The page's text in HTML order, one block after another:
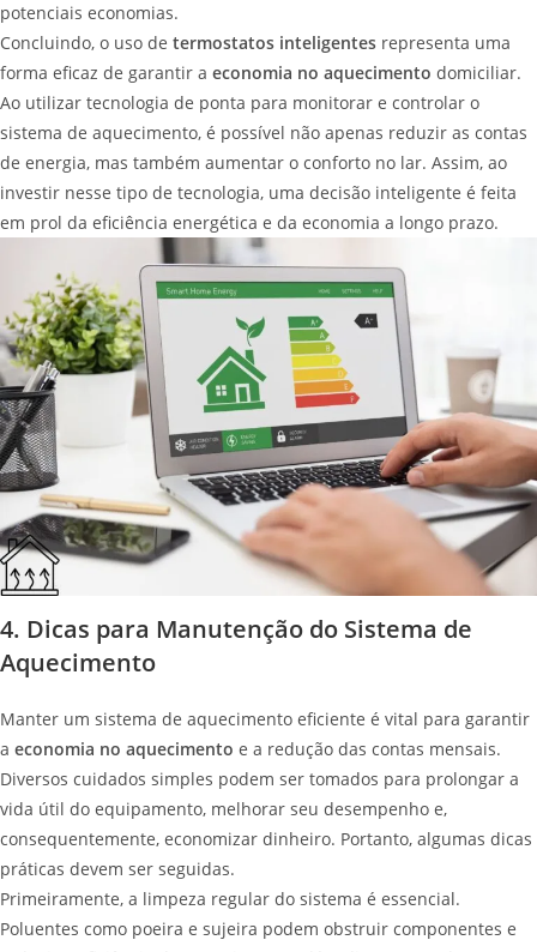
potenciais economias.
Concluindo, o uso de termostatos inteligentes representa uma
forma eficaz de garantir a economia no aquecimento domiciliar.
Ao utilizar tecnologia de ponta para monitorar e controlar o
sistema de aquecimento, é possível não apenas reduzir as contas
de energia, mas também aumentar o conforto no lar. Assim, ao
investir nesse tipo de tecnologia, uma decisão inteligente é feita
em prol da eficiência energética e da economia a longo prazo.
4. Dicas para Manutenção do Sistema de
Aquecimento
Manter um sistema de aquecimento eficiente é vital para garantir
a economia no aquecimento e a redução das contas mensais.
Diversos cuidados simples podem ser tomados para prolongar a
vida útil do equipamento, melhorar seu desempenho e,
consequentemente, economizar dinheiro. Portanto, algumas dicas
práticas devem ser seguidas.
Primeiramente, a limpeza regular do sistema é essencial.
Poluentes como poeira e sujeira podem obstruir componentes e